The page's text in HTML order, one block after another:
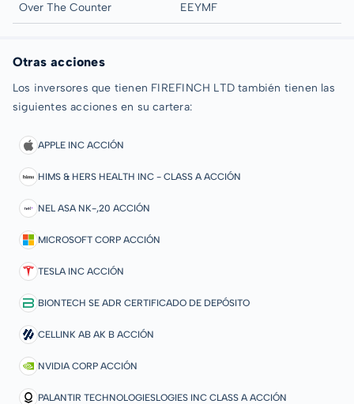
Over The Counter EEYMF
Otras acciones
Los inversores que tienen FIREFINCH LTD también tienen las
siguientes acciones en su cartera:
APPLE INC ACCIÓN
HIMS & HERS HEALTH INC - CLASS A ACCIÓN
NEL ASA NK-,20 ACCIÓN
MICROSOFT CORP ACCIÓN
TESLA INC ACCIÓN
BIONTECH SE ADR CERTIFICADO DE DEPÓSITO
CELLINK AB AK B ACCIÓN
NVIDIA CORP ACCIÓN
PALANTIR TECHNOLOGIESLOGIES INC CLASS A ACCIÓN